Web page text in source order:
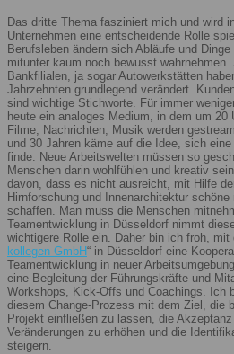
Das dritte Thema fasziniert mich und wird
Unternehmen eine entscheidende Rolle
Berufsleben ändern sich Abläufe und
mitunter kaum noch bewusst
Bankfilialen, ja sogar Autowerkstätten
Jahrzehnten grundlegend verändert.
sind wichtige Stichworte. Für immer
heute ein analoges Medium, in dem um 20
Filme, Nachrichten, Musik werden
und 30 Jahren käme auf die Idee, sich
finde: Neue Arbeitswelten müssen so
Menschen darin wohlfühlen und kreativ
davon, dass es nicht ausreicht, mit Hilfe
Hirnforschung und Innenarchitektur
schaffen. Man muss die Menschen
Teamentwicklung in Düsseldorf nimmt
wichtigere Rolle ein. Daher bin ich froh, mit
kollegen GmbH“ in Düsseldorf eine
Teamentwicklung in neuer
eine Begleitung der Führungskräfte und
Workshops, Kick-Offs und Coachings. Ich
diesem Change-Prozess mit dem Ziel, die
Projekt einfließen zu lassen, die
Veränderungen zu erhöhen und die
steigern.